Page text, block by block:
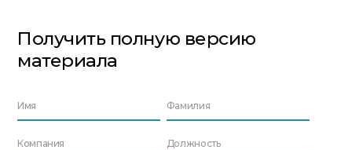
Получить полную версию
материала